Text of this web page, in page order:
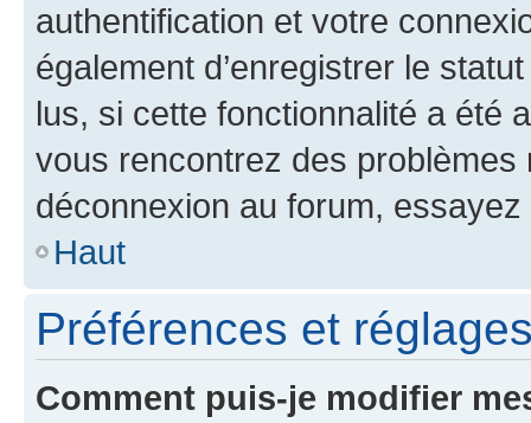
authentification et votre
également d’enregistrer le
lus, si cette fonctionnalité a été
vous rencontrez des
déconnexion au forum,
Haut
Préférences et
Comment puis-je modifier